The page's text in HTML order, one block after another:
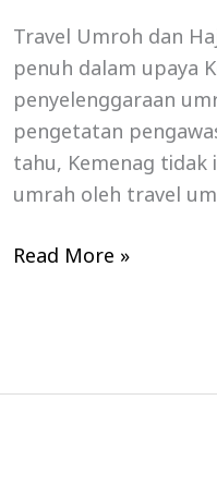
Travel Umroh dan
penuh dalam upaya
penyelenggaraan
pengetatan
tahu, Kemenag tidak
umrah oleh travel
Read More »